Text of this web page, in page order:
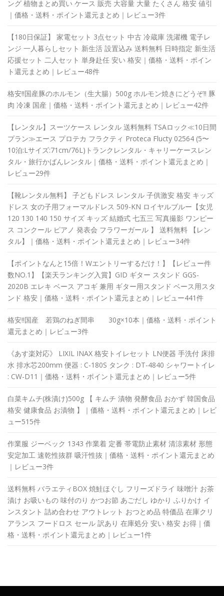
ング 植物まとめ買い ケース 販売 大容量 大量 たくさん 格安 値引
｜価格・送料・ポイント還元まとめ｜レビュー3件
【180日保証】 家電セット 3点セット 中古 冷蔵庫 洗濯機 電子レ
ンジ 一人暮らしセット 新生活 設置込み 送料無料 日時指定 新生活
応援セット 二人セット 単身赴任 安い 格安｜価格・送料・ポイン
ト還元まとめ｜レビュー48件
格安!!国産豚のホルモン（生大腸）500g ホルモン焼きにどうぞ!! 豚
肉 冷凍 国産｜価格・送料・ポイント還元まとめ｜レビュー42件
【レンタル】スーツケース レンタル 送料無料 TSAロック≪10日間
プラン≫エース プロテカ フラクティ Proteca Flucty 02564 (5〜
10泊:Lサイズ:71cm/76L)トランクレンタル・キャリーケースレン
タル・旅行かばんレンタル｜価格・送料・ポイント還元まとめ｜
レビュー29件
【靴レンタル無料】 子どもドレス レンタル 子供激安 格安 キッズ
ドレス 女の子用フォーマルドレス 509-KN ロイヤルブルー【女児
120 130 140 150 サイズ キッズ 結婚式 七五三 写真撮影 ワンピー
ス コンクール ピアノ 発表会 フラワーガール 】 送料無料 【レン
タル】｜価格・送料・ポイント還元まとめ｜レビュー34件
【ポイントなんと15倍！Wエントリーするだけ！】【レビュー件
数NO.1】【楽天ランキング入賞】GID ギター スタンド GGS-
2020B エレキ ベース アコギ 兼用 ギター用スタンド ベース用スタ
ンド 格安｜価格・送料・ポイント還元まとめ｜レビュー441件
格安!!国産 若鶏のねぎ間串 30g×10本｜価格・送料・ポイント
還元まとめ｜レビュー3件
《あす楽対応》 LIXIL INAX 格安トイレセット LN便器 手洗付 床排
水 排水芯200mm 便器 : C-180S タンク : DT-4840 シャワートイレ
: CW-D11｜価格・送料・ポイント還元まとめ｜レビュー5件
白菜キムチ(株漬け)500g 【 キムチ 漬物 発酵食品 おかず 韓国食品
格安 健康食品 お漬物 】｜価格・送料・ポイント還元まとめ｜レビ
ュー515件
作業服 ジーベック 1343 作業着 定番 帯電防止素材 清涼素材 形態
安定加工 速乾性抜群 吸汗性抜｜価格・送料・ポイント還元まとめ
｜レビュー3件
送料無料 バラエティBOX 焼鮭ほぐし フリーズドライ 味噌汁 お茶
漬け お吸いもの 味付のり かつお節 あごだし ゆかり ふりかけ イ
ンスタント 詰め合わせ アウトレット おつとめ品 特価品 在庫クリ
アランス フードロス セール 訳あり 在庫処分 安い 格安 お得｜価
格・送料・ポイント還元まとめ｜レビュー1件